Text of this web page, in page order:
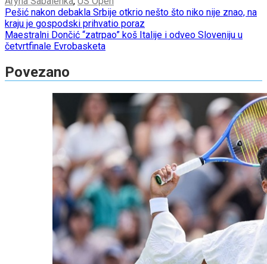
Post
navigation
Pešić nakon debakla Srbije otkrio nešto što niko nije znao, na
kraju je gospodski prihvatio poraz
Maestralni Dončić “zatrpao” koš Italije i odveo Sloveniju u
četvrtfinale Evrobasketa
Povezano